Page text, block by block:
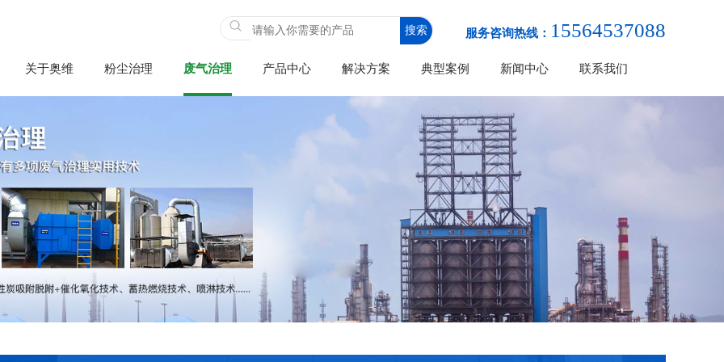
服务咨询热线： 15564537088
关于奥维 粉尘治理 废气治理 产品中心 解决方案 典型案例 新闻中心 联系我们